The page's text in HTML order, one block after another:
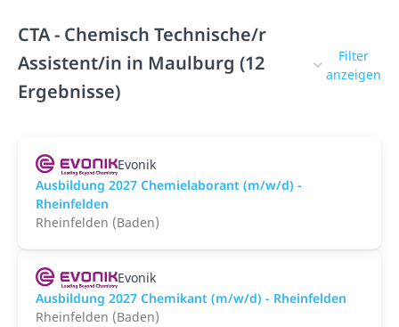
CTA - Chemisch Technische/r
Assistent/in in Maulburg (12
Ergebnisse)
Filter
anzeigen
Evonik
Ausbildung 2027 Chemielaborant (m/w/d) -
Rheinfelden
Rheinfelden (Baden)
Evonik
Ausbildung 2027 Chemikant (m/w/d) - Rheinfelden
Rheinfelden (Baden)